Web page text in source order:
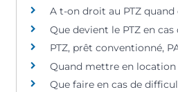
A t-on droit au PTZ
Que devient le PTZ en
PTZ, prêt conventionné,
Quand mettre en
Que faire en cas de